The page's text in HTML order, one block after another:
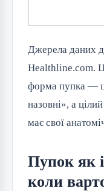
Джерела даних
Healthline.com.
форма пупка —
назовні», а
має свої
Пупок як
коли